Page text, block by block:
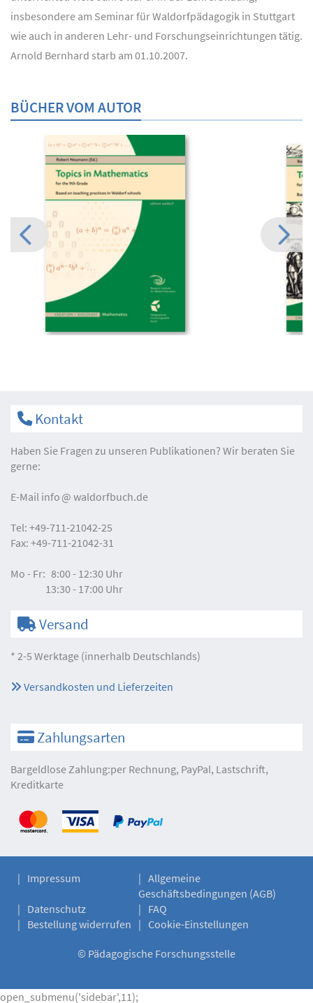
insbesondere am Seminar für Waldorfpädagogik in Stuttgart
wie auch in anderen Lehr- und Forschungseinrichtungen tätig.
Arnold Bernhard starb am 01.10.2007.
BÜCHER VOM AUTOR
Kontakt
Haben Sie Fragen zu unseren Publikationen? Wir beraten Sie
gerne:
E-Mail info waldorfbuch.de
Tel: +49-711-21042-25
Fax: +49-711-21042-31
Mo - Fr: 8:00 - 12:30 Uhr
13:30 - 17:00 Uhr
Versand
* 2-5 Werktage (innerhalb Deutschlands)
Versandkosten und Lieferzeiten
Zahlungsarten
Bargeldlose Zahlung:per Rechnung, PayPal, Lastschrift,
Kreditkarte
Impressum
Allgemeine
Geschäftsbedingungen (AGB)
Datenschutz
FAQ
Bestellung widerrufen
Cookie-Einstellungen
© Pädagogische Forschungsstelle
open_submenu('sidebar',11);